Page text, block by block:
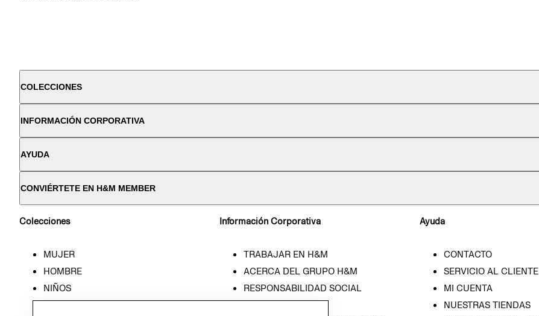
COLECCIONES
INFORMACIÓN CORPORATIVA
AYUDA
CONVIÉRTETE EN H&M MEMBER
Colecciones
MUJER
HOMBRE
NIÑOS
Información Corporativa
TRABAJAR EN H&M
ACERCA DEL GRUPO H&M
RESPONSABILIDAD SOCIAL
Ayuda
CONTACTO
SERVICIO AL CLIENTE
MI CUENTA
NUESTRAS TIENDAS